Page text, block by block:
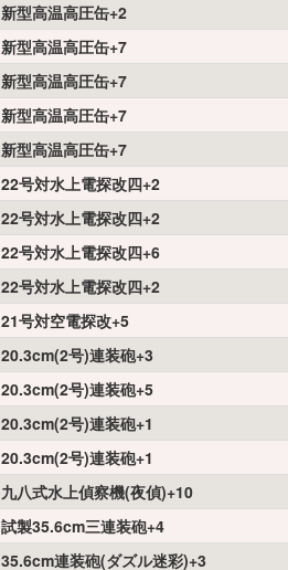
新型高温高圧缶+2
新型高温高圧缶+7
新型高温高圧缶+7
新型高温高圧缶+7
新型高温高圧缶+7
22号対水上電探改四+2
22号対水上電探改四+2
22号対水上電探改四+6
22号対水上電探改四+2
21号対空電探改+5
20.3cm(2号)連装砲+3
20.3cm(2号)連装砲+5
20.3cm(2号)連装砲+1
20.3cm(2号)連装砲+1
九八式水上偵察機(夜偵)+10
試製35.6cm三連装砲+4
35.6cm連装砲(ダズル迷彩)+3